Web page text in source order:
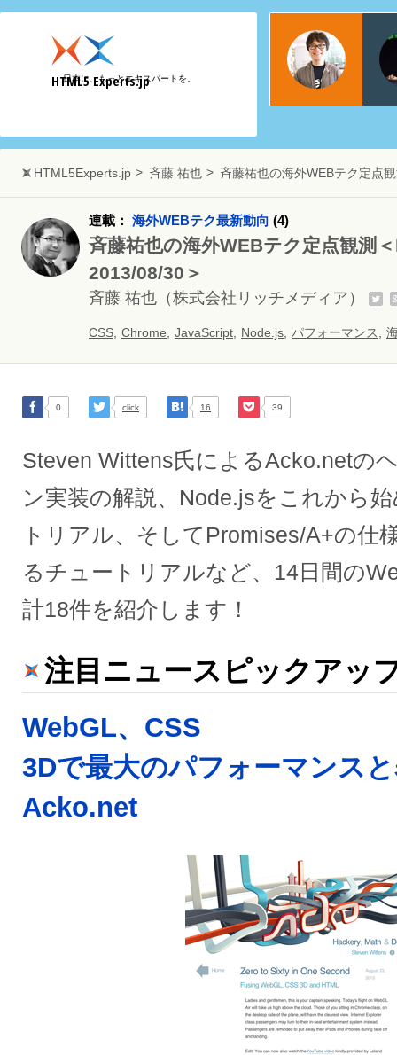
HTML5 Experts.jp
日本に、もっとエキスパートを。
物
日本
Web
HTML5Experts.jp 斉藤 祐也 斉藤祐也の海外WEBテク定点
斉藤祐也の海外WEBテク定点観測
2013/08/30＞
斉藤 祐也 （株式会社リッチメディア）
CSS Chrome JavaScript Node.js パフォーマンス
0 click 16 39
連載： 海外WEBテク最新動向 (4)
Steven Wittens氏によるAcko.netの
ン実装の解説、Node.jsをこれから
トリアル、そしてPromises/A+の仕
るチュートリアルなど、14日間の
計18件を紹介します！
注目ニュースピックアッ
WebGL、CSS
3Dで最大のパフォーマンス
Acko.net